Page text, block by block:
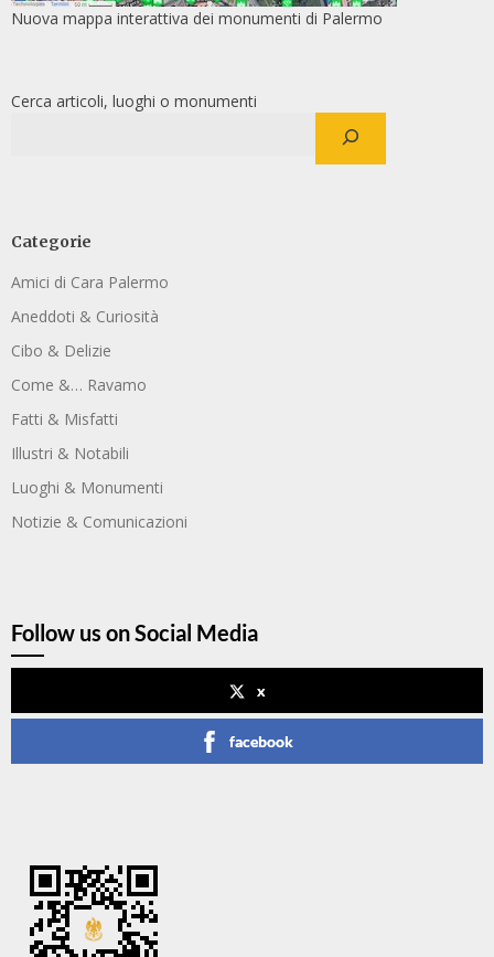
Nuova mappa interattiva dei monumenti di Palermo
Cerca articoli, luoghi o monumenti
Categorie
Amici di Cara Palermo
Aneddoti & Curiosità
Cibo & Delizie
Come &… Ravamo
Fatti & Misfatti
Illustri & Notabili
Luoghi & Monumenti
Notizie & Comunicazioni
Follow us on Social Media
x
facebook